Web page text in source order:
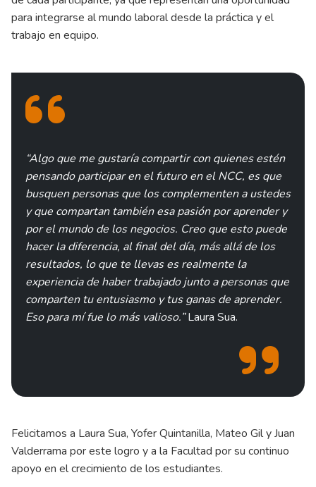
para integrarse al mundo laboral desde la práctica y el
trabajo en equipo.
“Algo que me gustaría compartir con quienes estén
pensando participar en el futuro en el NCC, es que
busquen personas que los complementen a ustedes
y que compartan también esa pasión por aprender y
por el mundo de los negocios. Creo que esto puede
hacer la diferencia, al final del día, más allá de los
resultados, lo que te llevas es realmente la
experiencia de haber trabajado junto a personas que
comparten tu entusiasmo y tus ganas de aprender.
Eso para mí fue lo más valioso.”Laura Sua.
Felicitamos a Laura Sua, Yofer Quintanilla, Mateo Gil y Juan
Valderrama por este logro y a la Facultad por su continuo
apoyo en el crecimiento de los estudiantes.